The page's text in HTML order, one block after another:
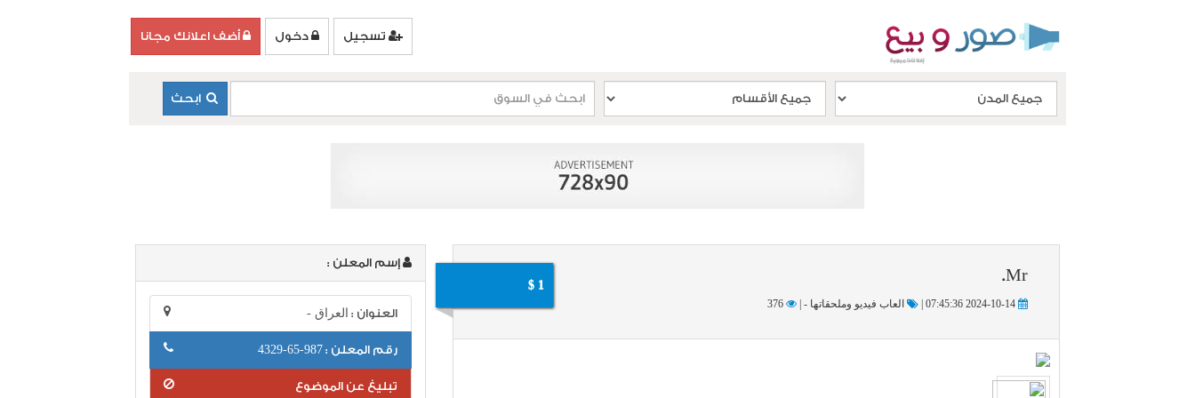
أضف اعلانك مجانا دخول تسجيل
ابحث
Mr.
العاب فيديو وملحقاتها - |
1 $
إسم المعلن :
العنوان : العراق -
رقم المعلن :987-65-4329
تبليغ عن الموضوع